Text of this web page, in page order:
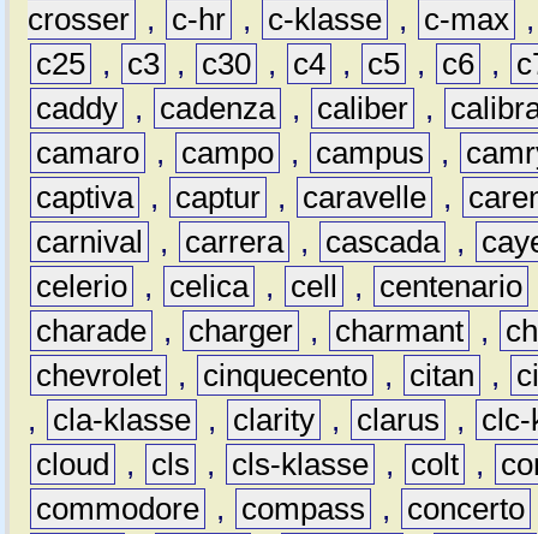
crosser , c-hr , c-klasse , c-max
c25 , c3 , c30 , c4 , c5 , c6 ,
caddy , cadenza , caliber ,
camaro , campo , campus ,
captiva , captur , caravelle ,
carnival
, carrera , cascada ,
celerio , celica , cell , centenario
charade , charger , charmant ,
chevrolet , cinquecento , citan ,
,
cla-klasse , clarity , clarus ,
clc-
cloud
, cls , cls-klasse , colt ,
commodore , compass , concerto